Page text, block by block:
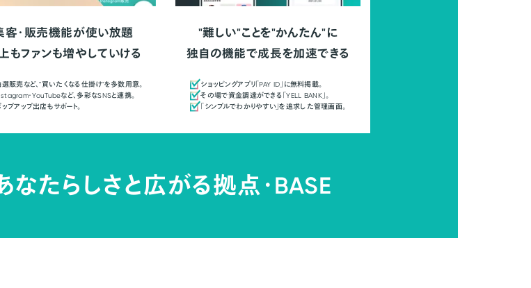
客・販売機能が使い放題
もファンも増やしていける
選販売など、"買いたくなる仕掛け"を多数用意。
・YouTubeなど、多彩なSNSと連携。
ップアップ出店もサポート。
"難しい"ことを"かんたん"に
独自の機能で成長を加速できる
ショッピングアプリ「PAY ID」に無料掲載。
その場で資金調達ができる「YELL BANK」。
「シンプルでわかりやすい」を追求した管理画面。
なたらしさと広がる拠点・BASE